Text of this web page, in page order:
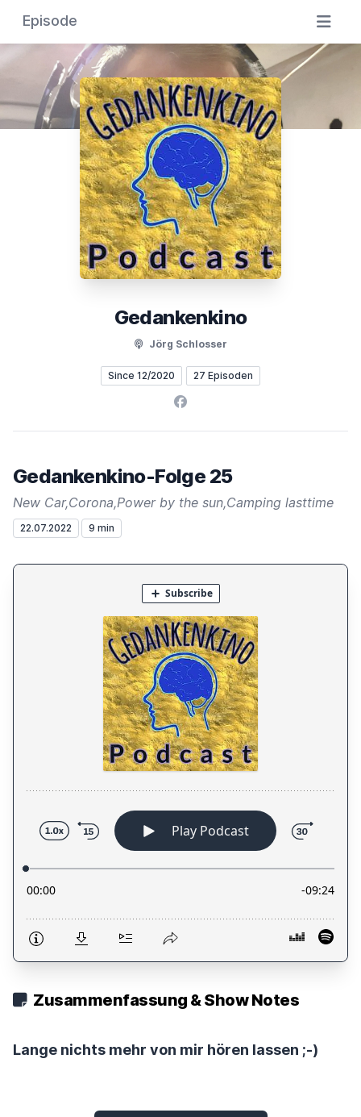
Episode
Gedankenkino
Jörg Schlosser
Since 12/2020 27 Episoden
Facebook
Gedankenkino-Folge 25
New Car,Corona,Power by the sun,Camping lasttime
22.07.2022 9 min
Zusammenfassung & Show Notes
Lange nichts mehr von mir hören lassen ;-)